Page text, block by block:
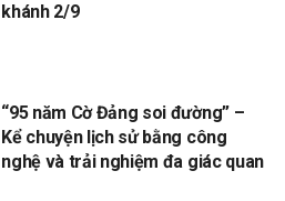
khánh 2/9
“95 năm Cờ Đảng soi đường” –
Kể chuyện lịch sử bằng công
nghệ và trải nghiệm đa giác quan